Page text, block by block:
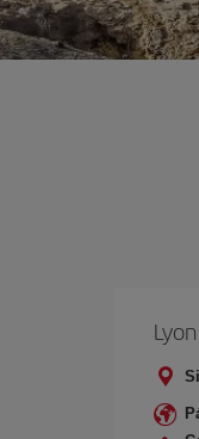
Lyon